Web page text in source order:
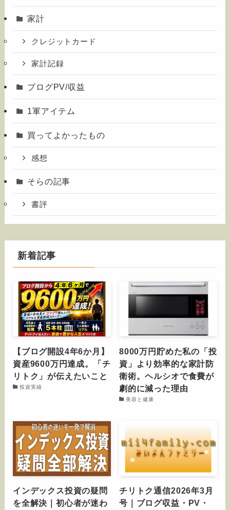
家計
クレジットカード
家計記録
ブログPV/収益
1軍アイテム
買ってよかったもの
感想
そらの記事
書評
新着記事
【ブログ開設4年6か月】
資産9600万円達成。「チ
リトク」が伝えたいこと
投資実績
8000万円貯めた私の「投
資」より効率的な家計防
衛術。ヘルシオで食費が
劇的に減った理由
美容と健康
インデックス投資の疑問
を全解決｜初心者が迷わ
チリトク通信2026年3月
号｜ブログ収益・PV・